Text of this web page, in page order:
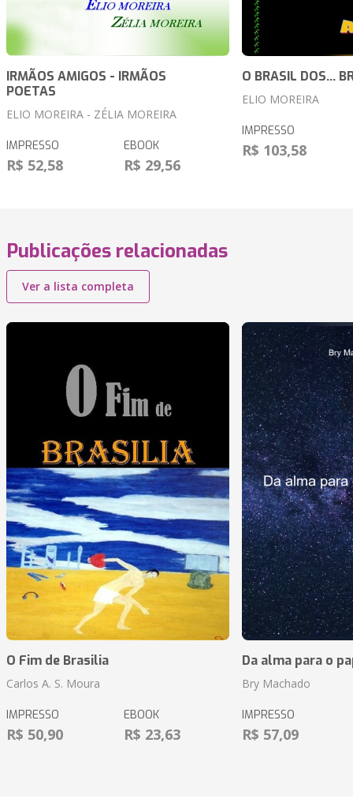
IRMÃOS AMIGOS - IRMÃOS
POETAS
ELIO MOREIRA - ZÉLIA MOREIRA
IMPRESSO
R$ 52,58
EBOOK
R$ 29,56
O BRASIL DOS...
ELIO MOREIRA
IMPRESSO
R$ 103,58
Publicações relacionadas
Ver a lista completa
O Fim de Brasilia
Carlos A. S. Moura
IMPRESSO
R$ 50,90
EBOOK
R$ 23,63
Da alma para o
Bry Machado
IMPRESSO
R$ 57,09